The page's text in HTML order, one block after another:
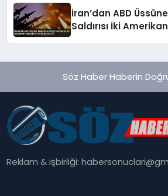
İran’dan ABD
Saldırısı İki
Söz Haber Haberin
Reklam & işbirliği: